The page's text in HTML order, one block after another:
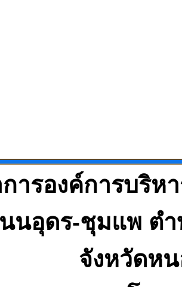
ารองค์การบริห
นอุดร-ชุมแพ ตำ
จังหวัดห